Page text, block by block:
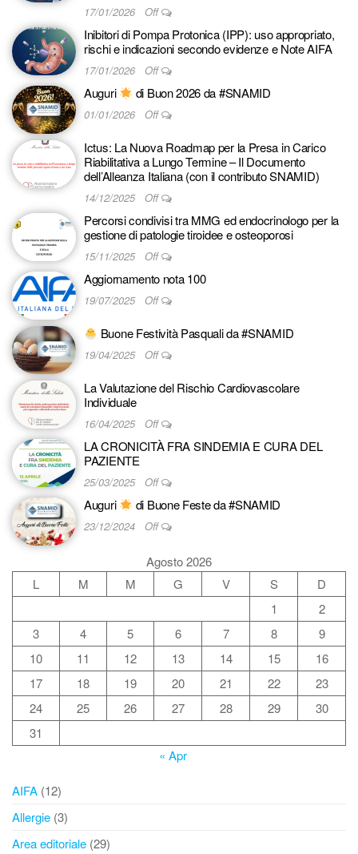
17/01/2026 Off
Inibitori di Pompa Protonica (IPP): uso appropriato,
rischi e indicazioni secondo evidenze e Note AIFA
17/01/2026 Off
Auguri di Buon 2026 da #SNAMID
01/01/2026 Off
Ictus: La Nuova Roadmap per la Presa in Carico
Riabilitativa a Lungo Termine – Il Documento
dell’Alleanza Italiana (con il contributo SNAMID)
14/12/2025 Off
Percorsi condivisi tra MMG ed endocrinologo per la
gestione di patologie tiroidee e osteoporosi
15/11/2025 Off
Aggiornamento nota 100
19/07/2025 Off
Buone Festività Pasquali da #SNAMID
19/04/2025 Off
La Valutazione del Rischio Cardiovascolare
Individuale
16/04/2025 Off
LA CRONICITÀ FRA SINDEMIA E CURA DEL
PAZIENTE
25/03/2025 Off
Auguri di Buone Feste da #SNAMID
23/12/2024 Off
Agosto 2026
L
M M G V S
D
1
2
3
4 5 6 7 8
9
10
11 12 13 14 15
16
17
18 19 20 21 22
23
24
25 26 27 28 29
30
31
« Apr
AIFA (12)
Allergie (3)
Area editoriale (29)